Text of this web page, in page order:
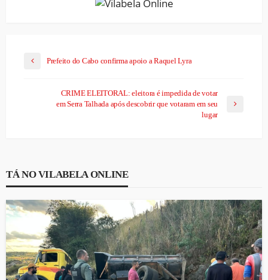
Prefeito do Cabo confirma apoio a Raquel Lyra
CRIME ELEITORAL: eleitora é impedida de votar
em Serra Talhada após descobrir que votaram em seu
lugar
TÁ NO VILABELA ONLINE